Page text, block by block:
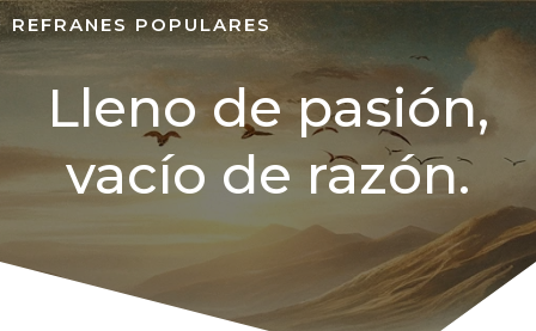
REFRANES POPULARES
Lleno de pasión,
vacío de razón.